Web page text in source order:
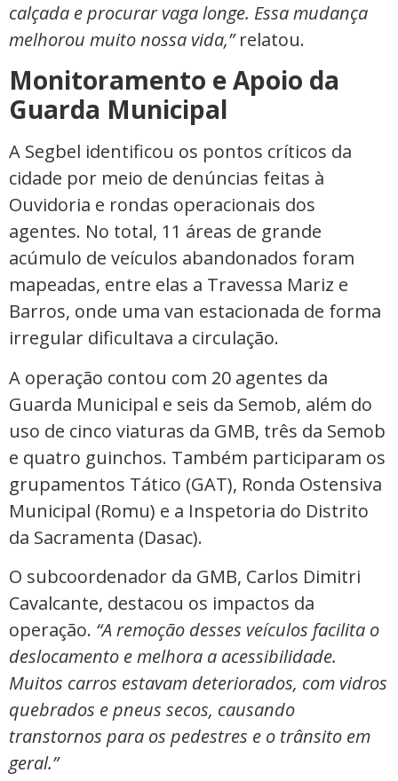
calçada e procurar vaga longe. Essa mudança
melhorou muito nossa vida,”relatou.
Monitoramento e Apoio da
Guarda Municipal
A Segbel identificou os pontos críticos da
cidade por meio de denúncias feitas à
Ouvidoria e rondas operacionais dos
agentes. No total, 11 áreas de grande
acúmulo de veículos abandonados foram
mapeadas, entre elas a Travessa Mariz e
Barros, onde uma van estacionada de forma
irregular dificultava a circulação.
A operação contou com 20 agentes da
Guarda Municipal e seis da Semob, além do
uso de cinco viaturas da GMB, três da Semob
e quatro guinchos. Também participaram os
grupamentos Tático (GAT), Ronda Ostensiva
Municipal (Romu) e a Inspetoria do Distrito
da Sacramenta (Dasac).
O subcoordenador da GMB, Carlos Dimitri
Cavalcante, destacou os impactos da
operação. “A remoção desses veículos facilita o
deslocamento e melhora a acessibilidade.
Muitos carros estavam deteriorados, com vidros
quebrados e pneus secos, causando
transtornos para os pedestres e o trânsito em
geral.”